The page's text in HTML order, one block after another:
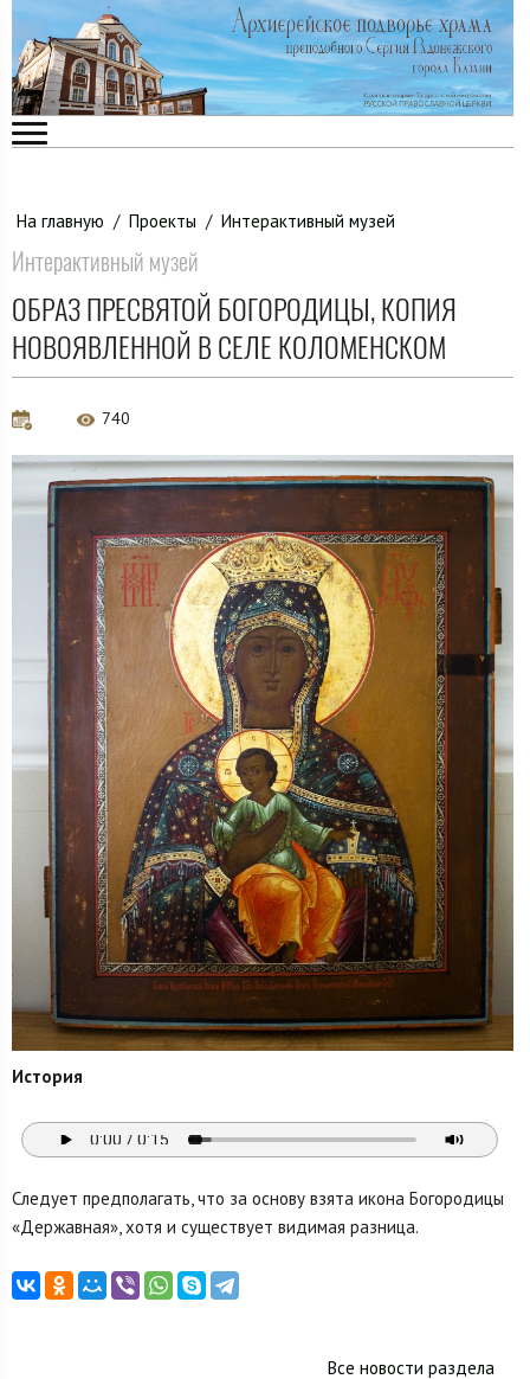
На главную / Проекты / Интерактивный музей
Интерактивный музей
ОБРАЗ ПРЕСВЯТОЙ БОГОРОДИЦЫ, КОПИЯ
НОВОЯВЛЕННОЙ В СЕЛЕ КОЛОМЕНСКОМ
740
История
Следует предполагать, что за основу взята икона Богородицы
«Державная», хотя и существует видимая разница.
Все новости раздела